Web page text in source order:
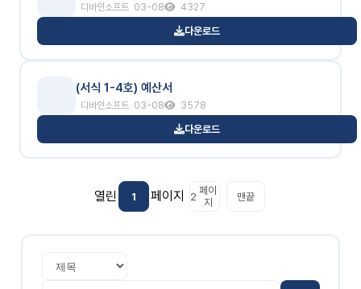
디바인소프트 03-08 4327
다운로드
(서식 1-4호) 예산서
디바인소프트 03-08 3578
다운로드
열린 1 페이지 2 페이
지
맨끝